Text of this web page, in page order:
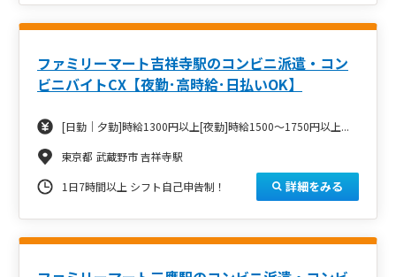
ファミリーマート吉祥寺駅のコンビニ派遣・コン
ビニバイトCX【夜勤･高時給･日払いOK】
[日勤｜夕勤]時給1300円以上[夜勤]時給1500～1750円以上...
東京都 武蔵野市 吉祥寺駅
1日7時間以上 シフト自己申告制！
詳細をみる